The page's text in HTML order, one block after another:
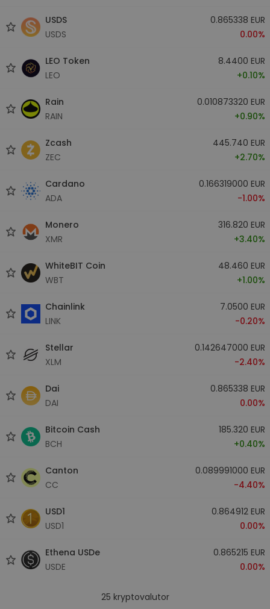
USDS
USDS
0.865338 EUR
0.00%
LEO Token
LEO
8.4400 EUR
+0.10%
Rain
RAIN
0.010873320 EUR
+0.90%
Zcash
ZEC
445.740 EUR
+2.70%
Cardano
ADA
0.166319000 EUR
-1.00%
Monero
XMR
316.820 EUR
+3.40%
WhiteBIT Coin
WBT
48.460 EUR
+1.00%
Chainlink
LINK
7.0500 EUR
-0.20%
Stellar
XLM
0.142647000 EUR
-2.40%
Dai
DAI
0.865338 EUR
0.00%
Bitcoin Cash
BCH
185.320 EUR
+0.40%
Canton
CC
0.089991000 EUR
-4.40%
USD1
USD1
0.864912 EUR
0.00%
Ethena USDe
USDE
0.865215 EUR
0.00%
25 kryptovalutor